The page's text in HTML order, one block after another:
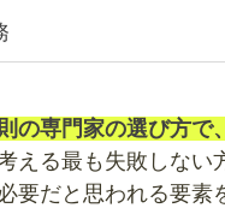
の専門家の選び方で、
える最も失敗しない
要だと思われる要素